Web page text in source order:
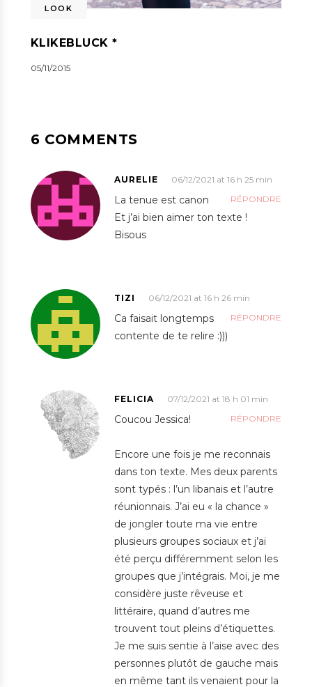
LOOK
KLIKEBLUCK *
05/11/2015
6 COMMENTS
AURELIE
06/12/2021 at 16 h 25 min
RÉPONDRE
La tenue est canon
Et j’ai bien aimer ton texte !
Bisous
TIZI
06/12/2021 at 16 h 26 min
RÉPONDRE
Ca faisait longtemps
contente de te relire :)))
FELICIA
07/12/2021 at 18 h 01 min
RÉPONDRE
Coucou Jessica!
Encore une fois je me reconnais
dans ton texte. Mes deux parents
sont typés : l’un libanais et l’autre
réunionnais. J’ai eu « la chance »
de jongler toute ma vie entre
plusieurs groupes sociaux et j’ai
été perçu différemment selon les
groupes que j’intégrais. Moi, je me
considère juste rêveuse et
littéraire, quand d’autres me
trouvent tout pleins d’étiquettes.
Je me suis sentie à l’aise avec des
personnes plutôt de gauche mais
en même tant ils venaient pour la